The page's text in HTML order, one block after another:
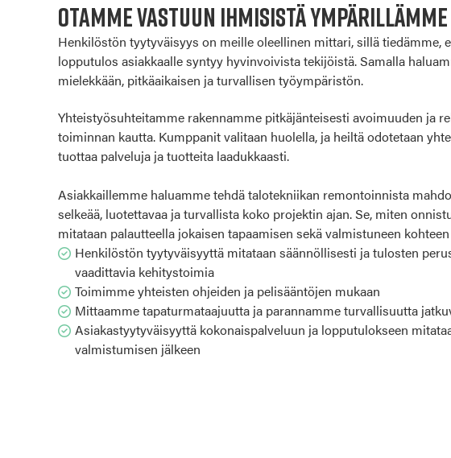
Otamme vastuun ihmisistä ympärillämme
Henkilöstön tyytyväisyys on meille oleellinen mittari, sillä tiedämme,
lopputulos asiakkaalle syntyy hyvinvoivista tekijöistä. Samalla
mielekkään, pitkäaikaisen ja turvallisen työympäristön.
Yhteistyösuhteitamme rakennamme pitkäjänteisesti avoimuuden ja
toiminnan kautta. Kumppanit valitaan huolella, ja heiltä odotetaan
tuottaa palveluja ja tuotteita laadukkaasti.
Asiakkaillemme haluamme tehdä talotekniikan remontoinnista
selkeää, luotettavaa ja turvallista koko projektin ajan. Se, miten
mitataan palautteella jokaisen tapaamisen sekä valmistuneen
Henkilöstön tyytyväisyyttä mitataan säännöllisesti ja tulosten
vaadittavia kehitystoimia
Toimimme yhteisten ohjeiden ja pelisääntöjen mukaan
Mittaamme tapaturmataajuutta ja parannamme turvallisuutta
Asiakastyytyväisyyttä kokonaispalveluun ja lopputulokseen
valmistumisen jälkeen